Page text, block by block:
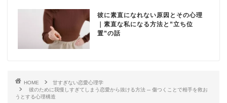
彼に素直になれない原因とその心理
｜素直な私になる方法と”立ち位
置”の話
HOME
甘すぎない恋愛心理学
彼のために我慢しすぎてしまう恋愛から抜ける方法 ─ 傷つくことで相手を救お
うとする心理構造